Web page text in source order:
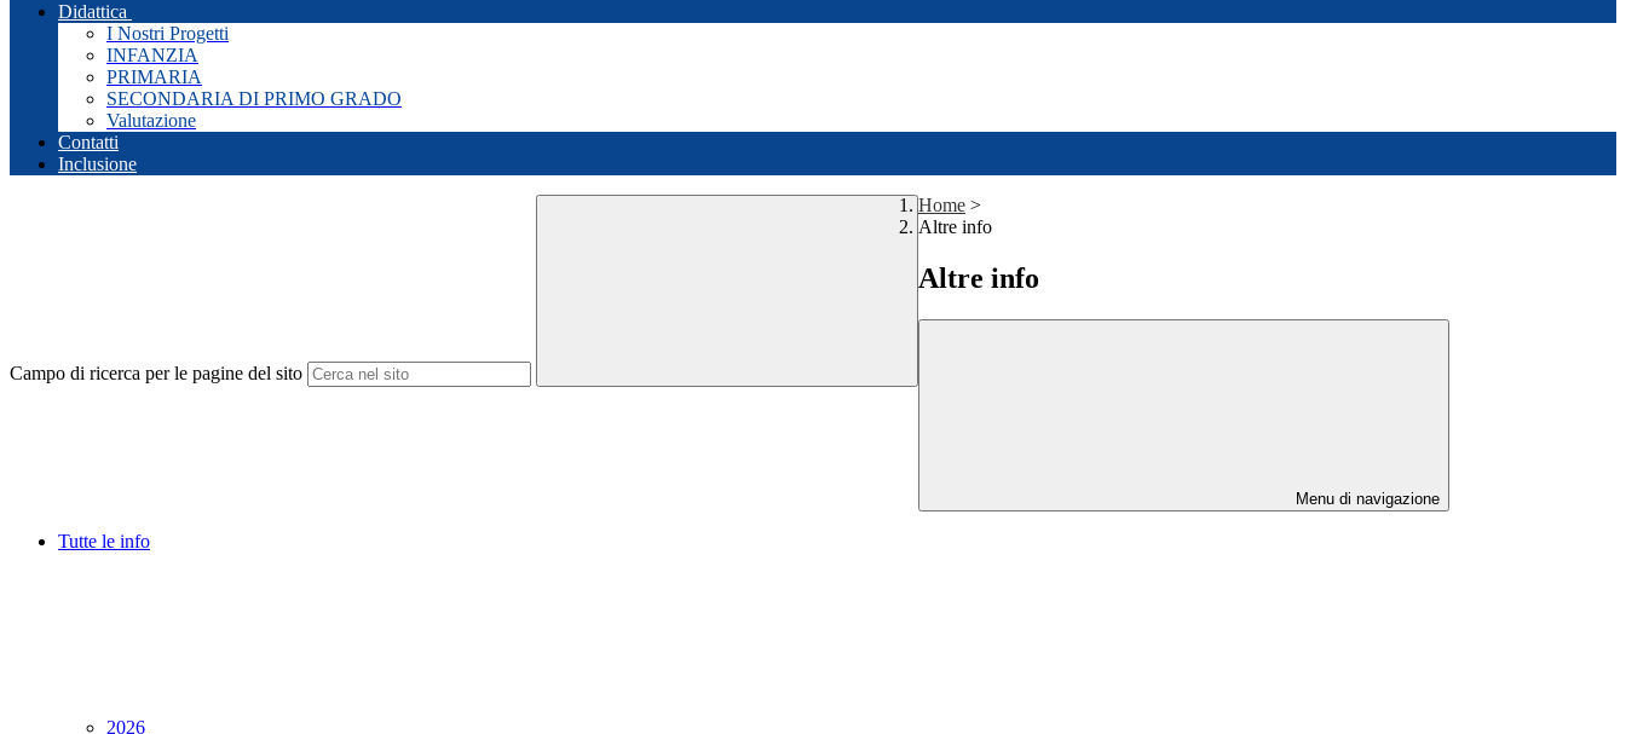
Didattica
I Nostri Progetti
INFANZIA
PRIMARIA
SECONDARIA DI PRIMO GRADO
Valutazione
Contatti
Inclusione
Campo di ricerca per le pagine del sito
Home >
Altre info
Altre info
Menu di navigazione
Tutte le info
2026